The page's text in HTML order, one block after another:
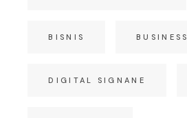
BISNIS BUSINESS
DIGITAL SIGNANE